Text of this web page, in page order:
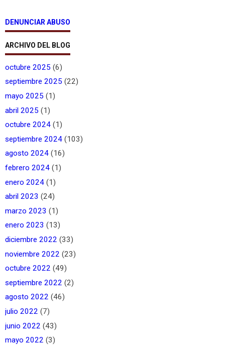
DENUNCIAR ABUSO
ARCHIVO DEL BLOG
octubre 2025 (6)
septiembre 2025 (22)
mayo 2025 (1)
abril 2025 (1)
octubre 2024 (1)
septiembre 2024 (103)
agosto 2024 (16)
febrero 2024 (1)
enero 2024 (1)
abril 2023 (24)
marzo 2023 (1)
enero 2023 (13)
diciembre 2022 (33)
noviembre 2022 (23)
octubre 2022 (49)
septiembre 2022 (2)
agosto 2022 (46)
julio 2022 (7)
junio 2022 (43)
mayo 2022 (3)